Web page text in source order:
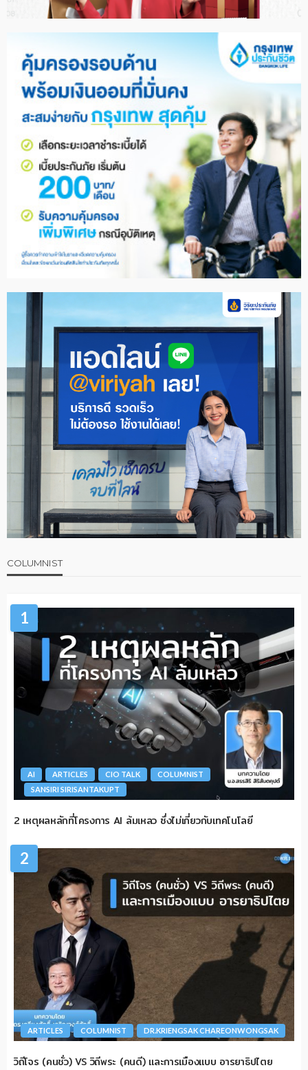
COLUMNIST
1
AI ARTICLES CIO TALK
COLUMNIST
SANSIRI SIRISANTAKUPT
2 เหตุผลหลักที่โครงการ AI ล้มเหลว ซึ่งไม่เกี่ยวกับเทคโนโลยี
2
ARTICLES COLUMNIST DR.KRIENGSAK CHAREONWONGSAK
วิถีโจร (คนชั่ว) VS วิถีพระ (คนดี) และการเมืองแบบ อารยาธิปไตย